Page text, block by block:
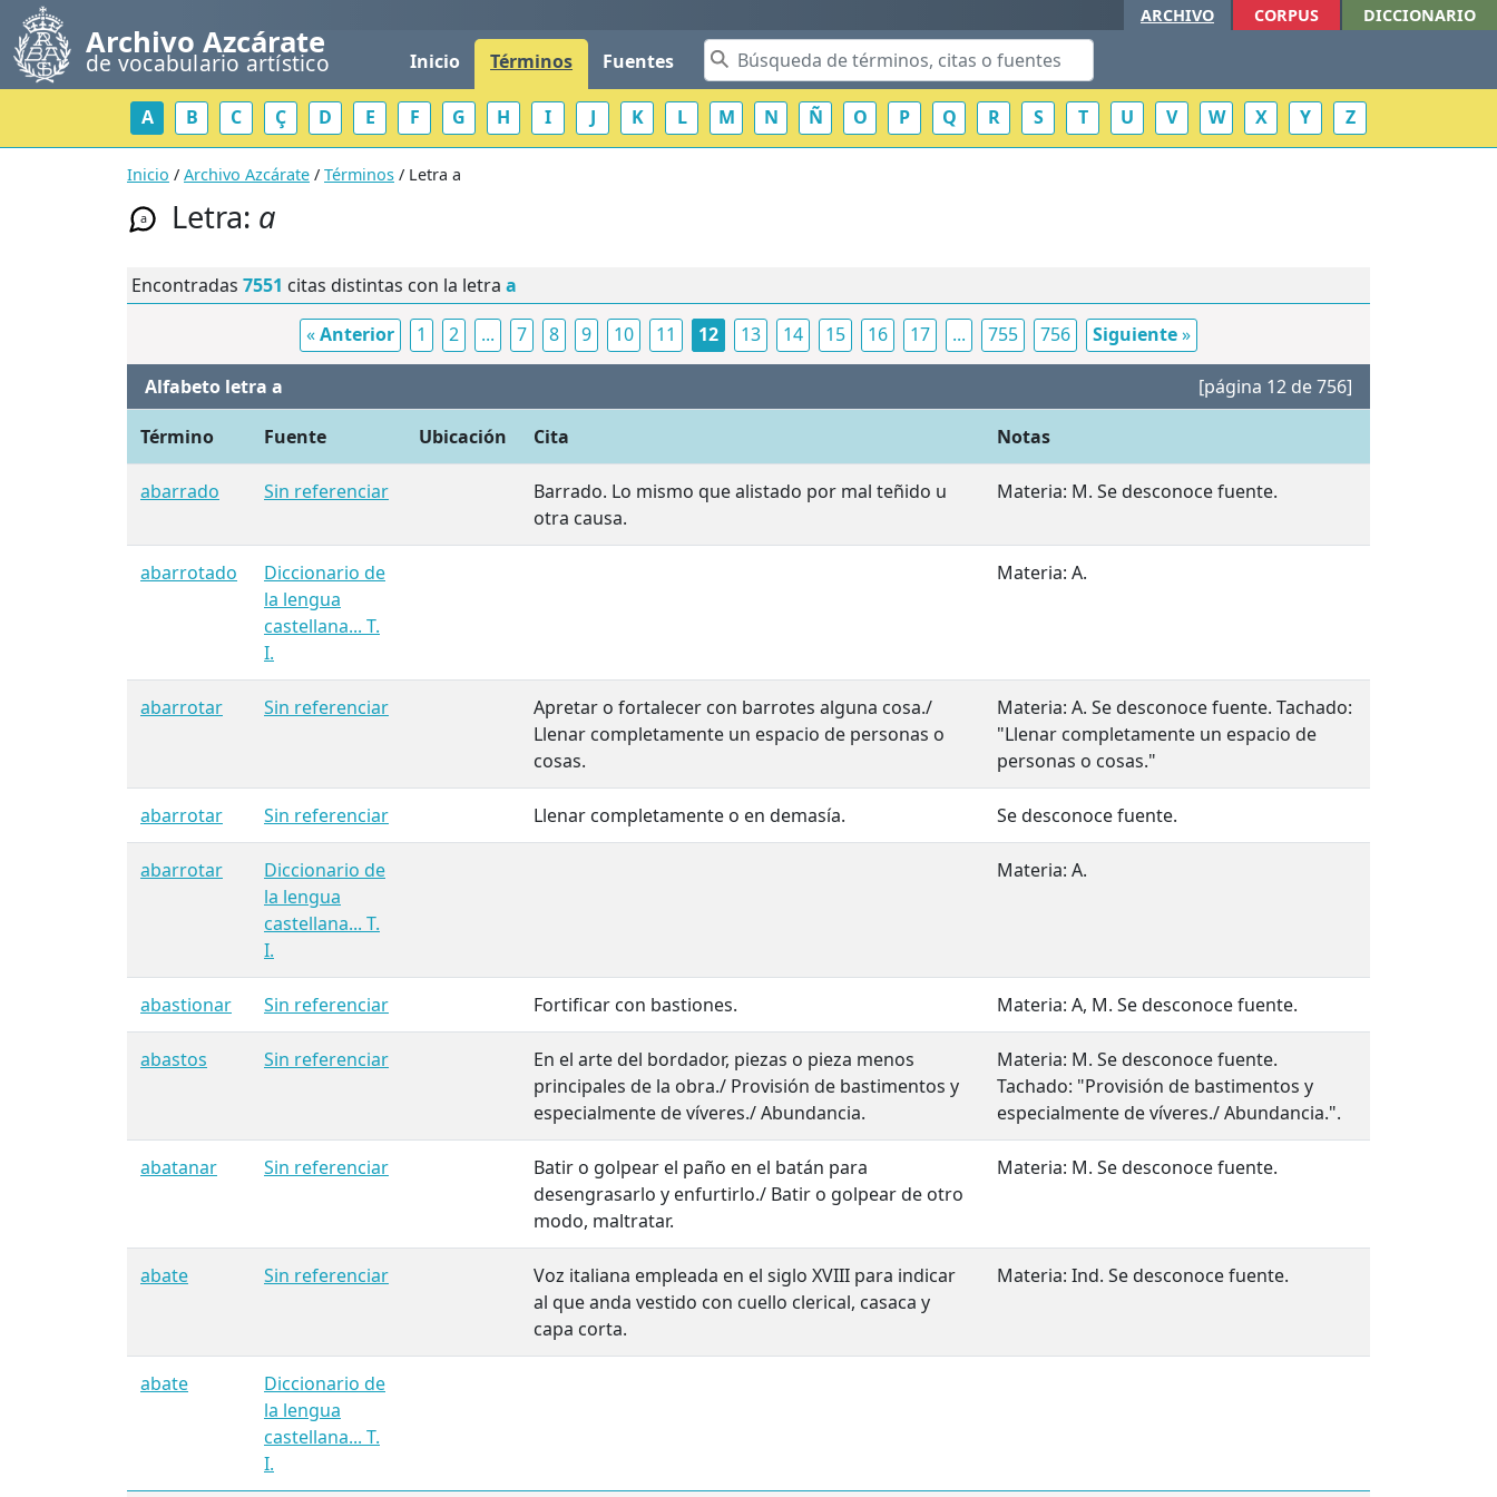
Archivo Azcárate
de vocabulario artístico Inicio Términos Fuentes
ARCHIVO CORPUS DICCIONARIO
A B C Ç D E F G H I J K L M N Ñ O P Q R S T U V W X Y Z
Inicio / Archivo Azcárate / Términos / Letra a
a Letra: a
Encontradas 7551 citas distintas con la letra a
«Anterior 1 2 ... 7 8 9 10 11 12 13 14 15 16 17 ... 755 756 Siguiente»
Alfabeto letra a [página 12 de 756]
Término Fuente Ubicación Cita Notas
abarrado Sin referenciar
Barrado. Lo mismo que alistado por mal teñido u
otra causa.
Materia: M. Se desconoce fuente.
abarrotado
Diccionario de
la lengua
castellana... T.
I.
Materia: A.
abarrotar Sin referenciar
Apretar o fortalecer con barrotes alguna cosa./
Llenar completamente un espacio de personas o
cosas.
Materia: A. Se desconoce fuente. Tachado:
"Llenar completamente un espacio de
personas o cosas."
abarrotar Sin referenciar Llenar completamente o en demasía. Se desconoce fuente.
abarrotar
Diccionario de
la lengua
castellana... T.
I.
Materia: A.
abastionar Sin referenciar Fortificar con bastiones. Materia: A, M. Se desconoce fuente.
abastos Sin referenciar
En el arte del bordador, piezas o pieza menos
principales de la obra./ Provisión de bastimentos y
especialmente de víveres./ Abundancia.
Materia: M. Se desconoce fuente.
Tachado: "Provisión de bastimentos y
especialmente de víveres./ Abundancia.".
abatanar Sin referenciar
Batir o golpear el paño en el batán para
desengrasarlo y enfurtirlo./ Batir o golpear de otro
modo, maltratar.
Materia: M. Se desconoce fuente.
abate Sin referenciar
Voz italiana empleada en el siglo XVIII para indicar
al que anda vestido con cuello clerical, casaca y
capa corta.
Materia: Ind. Se desconoce fuente.
abate
Diccionario de
la lengua
castellana... T.
I.